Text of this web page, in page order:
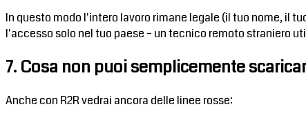
In questo modo l'intero lavoro rimane legale (il tuo nome, il
l'accesso solo nel tuo paese – un tecnico remoto straniero
7. Cosa non puoi semplicemente
Anche con R2R vedrai ancora delle linee rosse: